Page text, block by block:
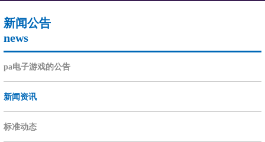
新闻公告
news
pa电子游戏的公告
新闻资讯
标准动态